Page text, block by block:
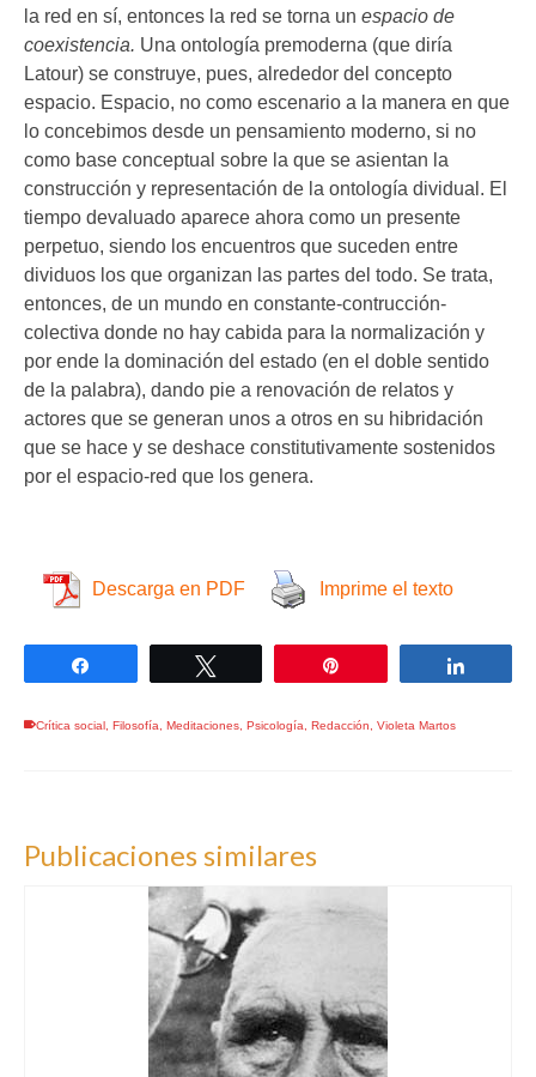
la red en sí, entonces la red se torna un espacio de
coexistencia. Una ontología premoderna (que diría
Latour) se construye, pues, alrededor del concepto
espacio. Espacio, no como escenario a la manera en que
lo concebimos desde un pensamiento moderno, si no
como base conceptual sobre la que se asientan la
construcción y representación de la ontología dividual. El
tiempo devaluado aparece ahora como un presente
perpetuo, siendo los encuentros que suceden entre
dividuos los que organizan las partes del todo. Se trata,
entonces, de un mundo en constante-contrucción-
colectiva donde no hay cabida para la normalización y
por ende la dominación del estado (en el doble sentido
de la palabra), dando pie a renovación de relatos y
actores que se generan unos a otros en su hibridación
que se hace y se deshace constitutivamente sostenidos
por el espacio-red que los genera.
Descarga en PDF Imprime el texto
Crítica social Filosofía Meditaciones Psicología Redacción Violeta Martos
Publicaciones similares